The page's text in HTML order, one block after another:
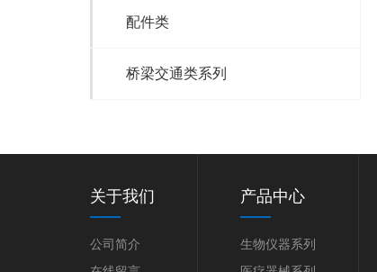
配件类
桥梁交通类系列
关于我们
公司简介
产品中心
生物仪器系列